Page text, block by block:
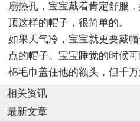
扇热孔，宝宝戴着肯定舒服
顶这样的帽子，很简单的。
如果天气冷，宝宝就更要戴
点的帽子。宝宝睡觉的时候
棉毛巾盖住他的额头，但千万
相关资讯
最新文章